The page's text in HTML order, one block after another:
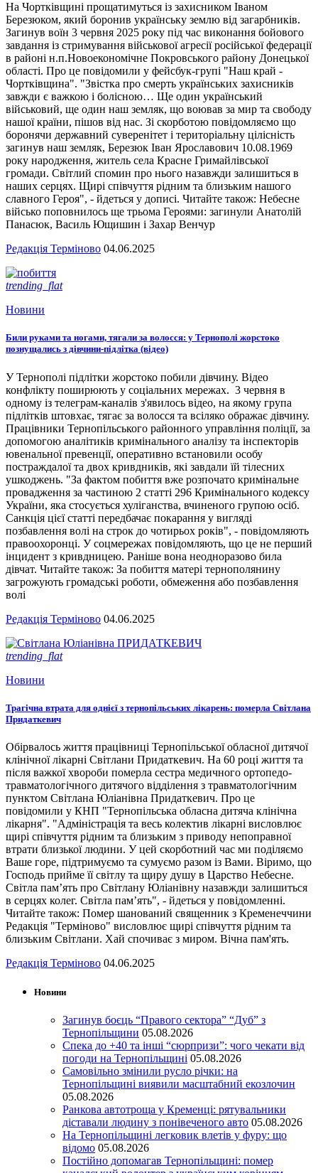
На Чортківщині прощатимуться із захисником Іваном
Березюком, який боронив українську землю від загарбників.
Загинув воїн 3 червня 2025 року під час виконання бойового
завдання із стримування військової агресії російської федерації
в районі н.п.Новоекономічне Покровського району Донецької
області. Про це повідомили у фейсбук-групі "Наш край -
Чортківщина". "Звістка про смерть українських захисників
завжди є важкою і болісною… Ще один український
військовий, ще один наш земляк, що воював за мир та свободу
нашої країни, пішов від нас. Зі скорботою повідомляємо що
боронячи державний суверенітет і територіальну цілісність
загинув наш земляк, Березюк Іван Ярославович 10.08.1969
року народження, житель села Красне Гримайлівської
громади. Світлий спомин про нього назавжди залишиться в
наших серцях. Щирі співчуття рідним та близьким нашого
славного Героя", - йдеться у дописі. Читайте також: Небесне
військо поповнилось ще трьома Героями: загинули Анатолій
Панасюк, Василь Ющишин і Захар Венчур
Редакція Терміново 04.06.2025
trending_flat
Новини
Били руками та ногами, тягали за волосся: у Тернополі жорстоко
познущались з дівчини-підлітка (відео)
У Тернополі підлітки жорстоко побили дівчину. Відео
конфлікту поширюють у соціальних мережах. 3 червня в
одному із телеграм-каналів з'явилось відео, на якому група
підлітків штовхає, тягає за волосся та всіляко ображає дівчину.
Працівники Тернопільського районного управління поліції, за
допомогою аналітиків кримінального аналізу та інспекторів
ювенальної превенції, оперативно встановили особу
постраждалої та двох кривдників, які завдали їй тілесних
ушкоджень. "За фактом побиття вже розпочато кримінальне
провадження за частиною 2 статті 296 Кримінального кодексу
України, яка стосується хуліганства, вчиненого групою осіб.
Санкція цієї статті передбачає покарання у вигляді
позбавлення волі на строк до чотирьох років", - повідомляють
правоохоронці. У соцмережах повідомляють, що це не перший
інцидент з кривдницею. Раніше вона неодноразово била
дівчат. Читайте також: За побиття матері тернополянину
загрожують громадські роботи, обмеження або позбавлення
волі
Редакція Терміново 04.06.2025
trending_flat
Новини
Трагічна втрата для однієї з тернопільських лікарень: померла Світлана
Придаткевич
Обірвалось життя працівниці Тернопільської обласної дитячої
клінічної лікарні Світлани Придаткевич. На 60 році життя та
після важкої хвороби померла сестра медичного ортопедо-
травматологічного дитячого відділення з травматологічним
пунктом Світлана Юліанівна Придаткевич. Про це
повідомили у КНП "Тернопільська обласна дитяча клінічна
лікарня". "Адміністрація та весь колектив лікарні висловлює
щирі співчуття рідним та близьким з приводу непоправної
втрати близької людини. У цей скорботний час ми поділяємо
Ваше горе, підтримуємо та сумуємо разом із Вами. Віримо, що
Господь прийме її світлу та щиру душу в Царство Небесне.
Світла пам’ять про Світлану Юліанівну назавжди залишиться
в серцях колег. Світла пам’ять", - йдеться у повідомленні.
Читайте також: Помер шанований священник з Кременеччини
Редакція "Терміново" висловлює щирі співчуття рідним та
близьким Світлани. Хай спочиває з миром. Вічна пам'ять.
Редакція Терміново 04.06.2025
Новини
Загинув боєць “Правого сектора” “Дуб” з
Тернопільщини 05.08.2026
Спека до +40 та інші “сюрпризи”: чого чекати від
погоди на Тернопільщині 05.08.2026
Самовільно змінили русло річки: на
Тернопільщині виявили масштабний екозлочин
05.08.2026
Ранкова автотроща у Кременці: рятувальники
діставали людину з понівеченого авто 05.08.2026
На Тернопільщині легковик влетів у фуру: що
відомо 05.08.2026
Постійно допомагав Тернопільщині: помер